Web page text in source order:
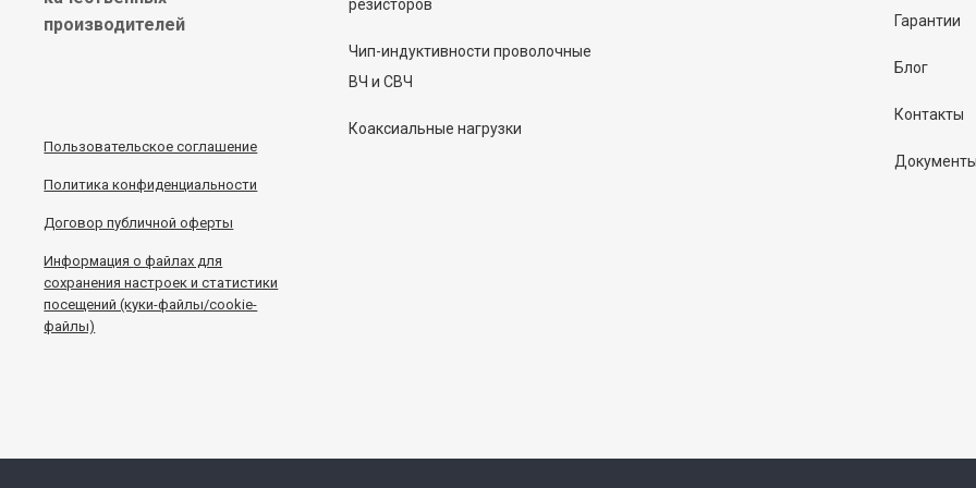
производителей
Пользовательское соглашение
Политика конфиденциальности
Договор публичной оферты
Информацияофайлах для
сохранения настроек и статистики
посещений (куки-файлы/cookie-
файлы)
резисторов
Чип-индуктивности проволочные
ВЧ и СВЧ
Коаксиальные нагрузки
Гарантии
Блог
Контакты